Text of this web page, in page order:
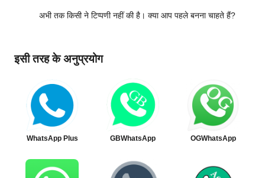
अभी तक किसी ने टिप्पणी नहीं की है। क्या आप पहले बनना चाहते हैं?
इसी तरह के अनुप्रयोग
WhatsApp Plus GBWhatsApp OGWhatsApp